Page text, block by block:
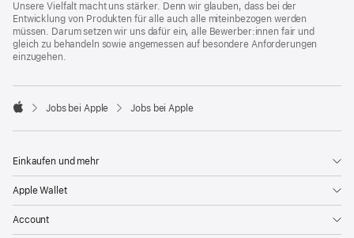
Unsere Vielfalt macht uns stärker. Denn wir glauben, dass bei der
Entwicklung von Produkten für alle auch alle miteinbezogen werden
müssen. Darum setzen wir uns dafür ein, alle Bewerber:innen fair und
gleich zu behandeln sowie angemessen auf besondere Anforderungen
einzugehen.

Jobs bei Apple Jobs bei Apple
Einkaufen und mehr
Apple Wallet
Account